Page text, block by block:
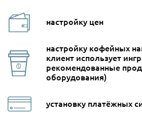
настройку цен
настройку кофейных
клиент использует
рекомендованные
оборудования)
установку платёжных